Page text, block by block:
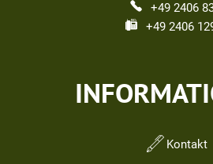
+49 2406
+49 2406
Kontakt